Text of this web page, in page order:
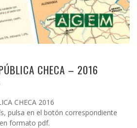
CHECA – 2016
CHECA 2016
pulsa en el botón correspondiente
formato pdf.